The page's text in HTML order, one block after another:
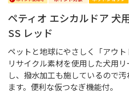
ペティオ エシカルドア 犬
SS レッド
ペットと地球にやさしく「アウト
リサイクル素材を使用した犬用
し、撥水加工も施しているので
ます。便利な仮つなぎ機能付。